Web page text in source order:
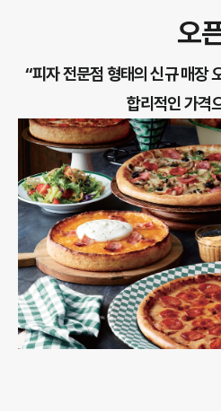
오
“피자 전문점 형태의 신규 매장
합리적인 가격